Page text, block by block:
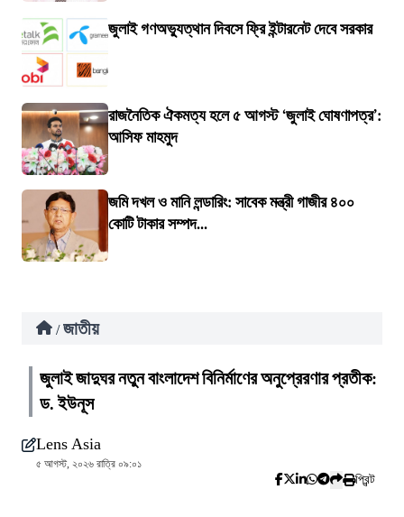
জুলাই গণঅভ্যুত্থান দিবসে ফ্রি ইন্টারনেট দেবে সরকার
রাজনৈতিক ঐকমত্য হলে ৫ আগস্ট ‘জুলাই ঘোষণাপত্র’:
আসিফ মাহমুদ
জমি দখল ও মানি লন্ডারিং: সাবেক মন্ত্রী গাজীর ৪০০
কোটি টাকার সম্পদ...
/ জাতীয়
জুলাই জাদুঘর নতুন বাংলাদেশ বিনির্মাণের অনুপ্রেরণার প্রতীক:
ড. ইউনূস
Lens Asia
৫ আগস্ট, ২০২৬ রাত্রি ০৯:০১
প্রিন্ট